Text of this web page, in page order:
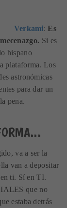
Verkami:Es
Si es
hispano
plataforma. Los
astronómicas
para dar un
pena.
va a ser la
van a depositar
ti. Sí en TI.
que no
estaba detrás